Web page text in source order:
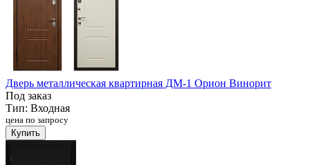
Дверь металлическая квартирная ДМ-1 Орион Винорит
Под заказ
Тип: Входная
цена по запросу
Купить